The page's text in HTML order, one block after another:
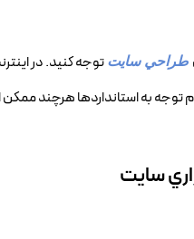
طراحي سايت
توجه به استانداردها هرچند
سايت